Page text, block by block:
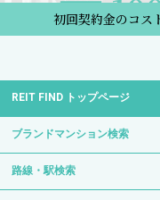
初回契約金のコス
REIT FIND トップページ
ブランドマンション検索
路線・駅検索